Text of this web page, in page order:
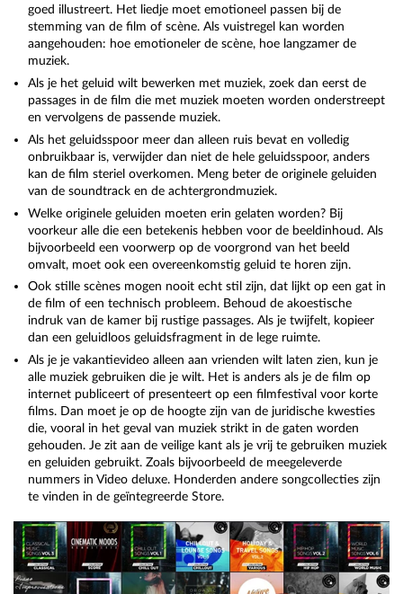
goed illustreert. Het liedje moet emotioneel passen bij de
stemming van de film of scène. Als vuistregel kan worden
aangehouden: hoe emotioneler de scène, hoe langzamer de
muziek.
Als je het geluid wilt bewerken met muziek, zoek dan eerst de
passages in de film die met muziek moeten worden onderstreept
en vervolgens de passende muziek.
Als het geluidsspoor meer dan alleen ruis bevat en volledig
onbruikbaar is, verwijder dan niet de hele geluidsspoor, anders
kan de film steriel overkomen. Meng beter de originele geluiden
van de soundtrack en de achtergrondmuziek.
Welke originele geluiden moeten erin gelaten worden? Bij
voorkeur alle die een betekenis hebben voor de beeldinhoud. Als
bijvoorbeeld een voorwerp op de voorgrond van het beeld
omvalt, moet ook een overeenkomstig geluid te horen zijn.
Ook stille scènes mogen nooit echt stil zijn, dat lijkt op een gat in
de film of een technisch probleem. Behoud de akoestische
indruk van de kamer bij rustige passages. Als je twijfelt, kopieer
dan een geluidloos geluidsfragment in de lege ruimte.
Als je je vakantievideo alleen aan vrienden wilt laten zien, kun je
alle muziek gebruiken die je wilt. Het is anders als je de film op
internet publiceert of presenteert op een filmfestival voor korte
films. Dan moet je op de hoogte zijn van de juridische kwesties
die, vooral in het geval van muziek strikt in de gaten worden
gehouden. Je zit aan de veilige kant als je vrij te gebruiken muziek
en geluiden gebruikt. Zoals bijvoorbeeld de meegeleverde
nummers in Video deluxe. Honderden andere songcollecties zijn
te vinden in de geïntegreerde Store.